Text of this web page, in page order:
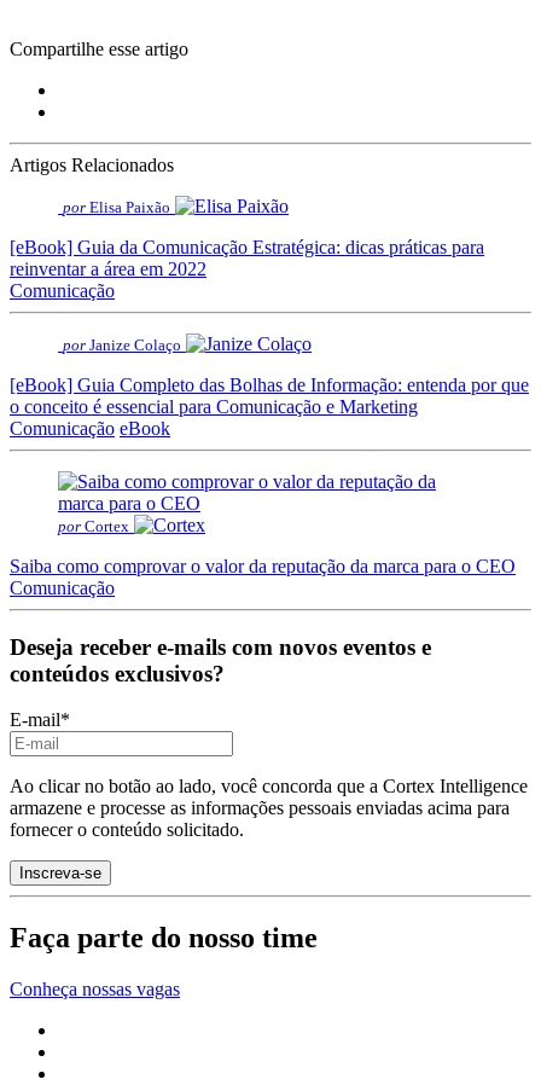
Compartilhe esse artigo
Artigos Relacionados
por Elisa Paixão
[eBook] Guia da Comunicação Estratégica: dicas práticas para
reinventar a área em 2022
Comunicação
por Janize Colaço
[eBook] Guia Completo das Bolhas de Informação: entenda por que
o conceito é essencial para Comunicação e Marketing
Comunicação eBook
por Cortex
Saiba como comprovar o valor da reputação da marca para o CEO
Comunicação
Deseja receber e-mails com novos eventos e
conteúdos exclusivos?
E-mail*
Ao clicar no botão ao lado, você concorda que a Cortex Intelligence
armazene e processe as informações pessoais enviadas acima para
fornecer o conteúdo solicitado.
Faça parte do nosso time
Conheça nossas vagas